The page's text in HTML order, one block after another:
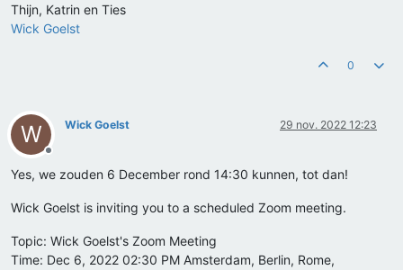
Thijn, Katrin en Ties
Wick Goelst
0
W
Offline
Wick Goelst 29 nov. 2022 12:23
Yes, we zouden 6 December rond 14:30 kunnen, tot dan!
Wick Goelst is inviting you to a scheduled Zoom meeting.
Topic: Wick Goelst's Zoom Meeting
Time: Dec 6, 2022 02:30 PM Amsterdam, Berlin, Rome,